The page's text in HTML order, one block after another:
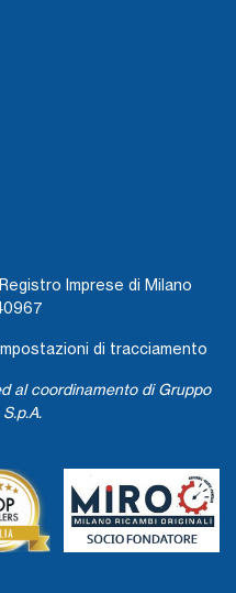
Imprese di Milano
Impostazioni di tracciamento
al coordinamento di Gruppo